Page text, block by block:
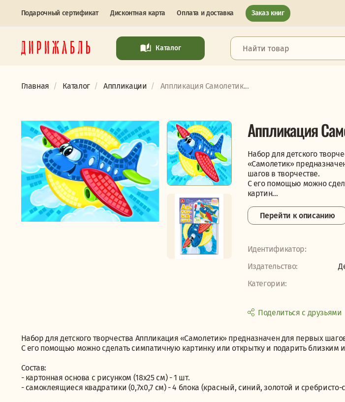
Подарочный сертификат Дисконтная карта Оплата и доставка Заказ книг
Каталог
Главная Каталог Аппликации Аппликация Самолетик...
Аппликация
Набор для детского
«Самолетик»
шагов в творчестве.
С его помощью можно
картин...
Перейти к описанию
Идентификатор:
Издательство:
Категории:
Поделиться с друзьями
Набор для детского творчества Аппликация «Самолетик» предназначен для первых
С его помощью можно сделать симпатичную картинку или открытку и подарить близким
Состав:
- картонная основа с рисунком (18х25 см) - 1 шт.
- самоклеящиеся квадратики (0,7х0,7 см) - 4 блока (красный, синий, золотой и сребристо-